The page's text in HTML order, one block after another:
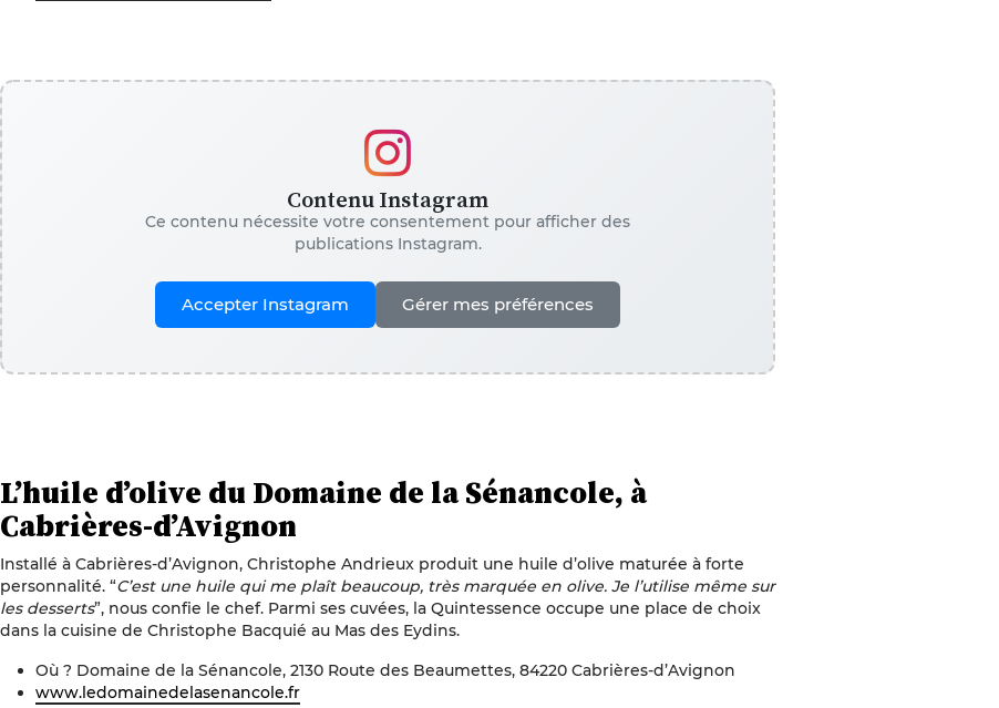
Contenu Instagram
Ce contenu nécessite votre consentement pour afficher des
publications Instagram.
Accepter Instagram Gérer mes préférences
L’huile d’olive du Domaine de la Sénancole, à
Cabrières-d’Avignon
Installé à Cabrières-d’Avignon, Christophe Andrieux produit une huile d’olive maturée à forte
personnalité. “C’est une huile qui me plaît beaucoup, très marquée en olive. Je l’utilise même sur
les desserts”, nous confie le chef. Parmi ses cuvées, la Quintessence occupe une place de choix
dans la cuisine de Christophe Bacquié au Mas des Eydins.
Où ? Domaine de la Sénancole, 2130 Route des Beaumettes, 84220 Cabrières-d’Avignon
www.ledomainedelasenancole.fr